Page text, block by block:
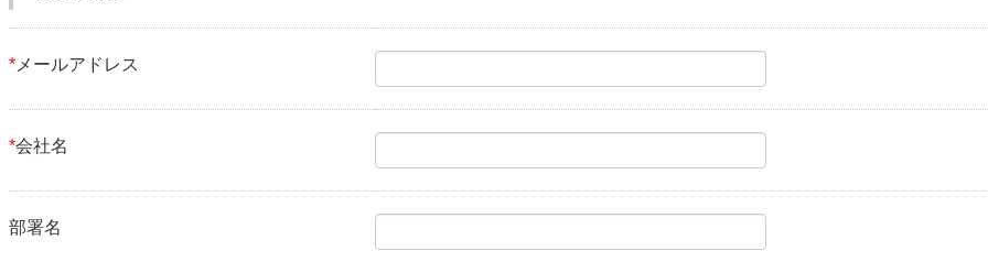
* メールアドレス
*会社名
部署名